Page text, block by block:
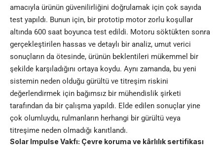
amacıyla ürünün güvenilirliğini doğrulamak için çok sayıda
test yapıldı. Bunun için, bir prototip motor zorlu koşullar
altında 600 saat boyunca test edildi. Motoru söktükten sonra
gerçekleştirilen hassas ve detaylı bir analiz, umut verici
sonuçların da ötesinde, ürünün beklentileri mükemmel bir
şekilde karşıladığını ortaya koydu. Aynı zamanda, bu yeni
sistemin neden olduğu gürültü ve titreşim riskini
değerlendirmek için bağımsız bir mühendislik şirketi
tarafından da bir çalışma yapıldı. Elde edilen sonuçlar yine
çok olumluydu, rulmanların herhangi bir gürültü veya
titreşime neden olmadığı kanıtlandı.
Solar Impulse Vakfı: Çevre koruma ve kârlılık sertifikası